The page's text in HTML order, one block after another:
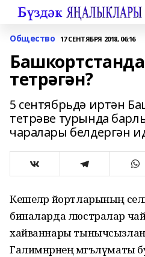
Общество 17 СЕНТЯБРЯ 2018, 06:16
тетрәгән?
5 сентябрьдә иртән
тетрәве турында
чаралары белдергән
Кешеләр йортларының
биналарда люстралар
хайваннары
Галимнәрнең мәгълүматы